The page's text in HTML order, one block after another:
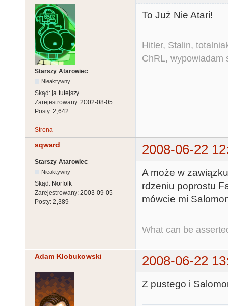
Starszy Atarowiec
Nieaktywny
Skąd: ja tutejszy
Zarejestrowany: 2002-08-05
Posty: 2,642
To Już Nie Atari!
Hitler, Stalin,
ChRL, wypowiadam
Strona
sqward 2008-06-22
Starszy Atarowiec
Nieaktywny
Skąd: Norfolk
Zarejestrowany: 2003-09-05
Posty: 2,389
A może w
rdzeniu poprostu
mówcie mi
What can be
Adam Klobukowski 2008-06-22
Z pustego i